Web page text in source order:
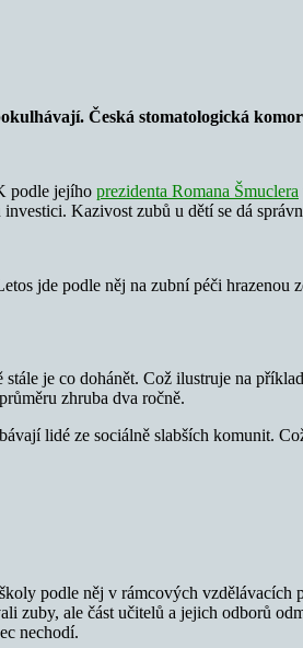
Česká stomatologická
podle jejího prezidenta Romana Šmuclera
Kazivost zubů u dětí se dá
jde podle něj na zubní péči hrazenou
je co dohánět. Což ilustruje na
zhruba dva ročně.
lidé ze sociálně slabších komunit.
podle něj v rámcových
ale část učitelů a jejich odborů
nechodí.